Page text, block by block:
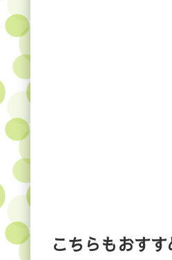
こちらもおすす